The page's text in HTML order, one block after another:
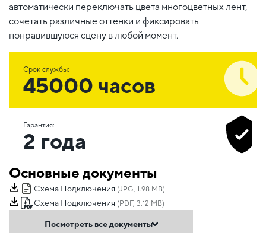
автоматически переключать цвета многоцветных лент,
сочетать различные оттенки и фиксировать
понравившуюся сцену в любой момент.
Срок службы:
45000 часов
Гарантия:
2 года
Основные документы
Схема Подключения (JPG, 1.98 MB)
Схема Подключения (PDF, 3.12 MB)
Посмотреть все документы